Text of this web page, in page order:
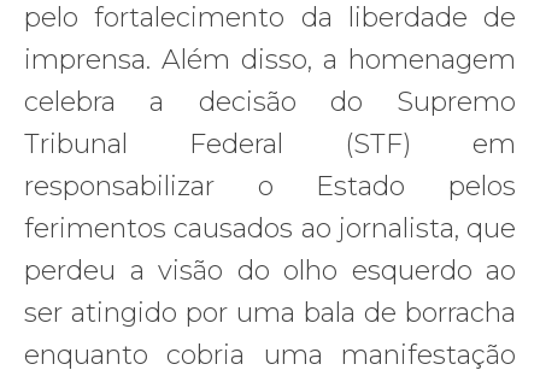
pelo fortalecimento da liberdade de
imprensa. Além disso, a homenagem
celebra a decisão do Supremo
Tribunal Federal (STF) em
responsabilizar o Estado pelos
ferimentos causados ao jornalista, que
perdeu a visão do olho esquerdo ao
ser atingido por uma bala de borracha
enquanto cobria uma manifestação